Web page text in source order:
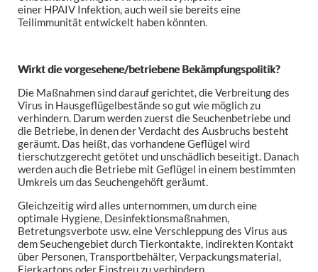
einer HPAIV Infektion, auch weil sie bereits eine
Teilimmunität entwickelt haben könnten.
Wirkt die vorgesehene/betriebene Bekämpfungspolitik?
Die Maßnahmen sind darauf gerichtet, die Verbreitung des
Virus in Hausgeflügelbestände so gut wie möglich zu
verhindern. Darum werden zuerst die Seuchenbetriebe und
die Betriebe, in denen der Verdacht des Ausbruchs besteht
geräumt. Das heißt, das vorhandene Geflügel wird
tierschutzgerecht getötet und unschädlich beseitigt. Danach
werden auch die Betriebe mit Geflügel in einem bestimmten
Umkreis um das Seuchengehöft geräumt.
Gleichzeitig wird alles unternommen, um durch eine
optimale Hygiene, Desinfektionsmaßnahmen,
Betretungsverbote usw. eine Verschleppung des Virus aus
dem Seuchengebiet durch Tierkontakte, indirekten Kontakt
über Personen, Transportbehälter, Verpackungsmaterial,
Eierkartons oder Einstreu zu verhindern.